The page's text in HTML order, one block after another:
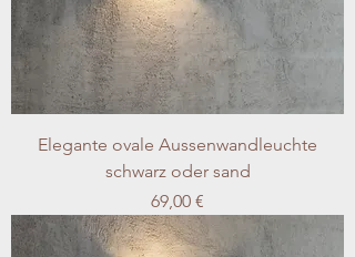
Elegante ovale Aussenwandleuchte
schwarz oder sand
Preis
69,00 €